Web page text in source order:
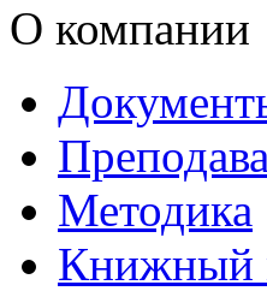
О компании
Методика
Книжный